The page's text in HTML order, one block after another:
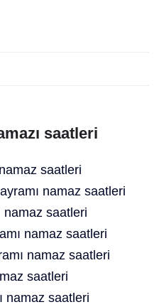
saatleri
saatleri
namaz saatleri
namaz saatleri
namaz saatleri
namaz saatleri
saatleri
namaz saatleri